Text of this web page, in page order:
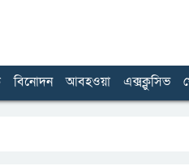
বিনোদন আবহওয়া এক্সক্লুসিভ